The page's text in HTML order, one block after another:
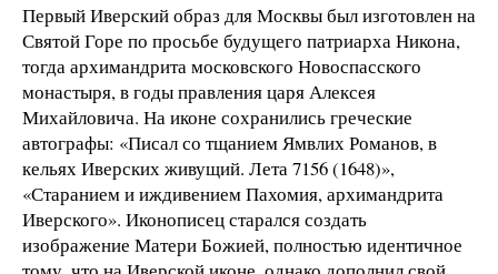
Первый Иверский образ для Москвы был изготовлен на
Святой Горе по просьбе будущего патриарха Никона,
тогда архимандрита московского Новоспасского
монастыря, в годы правления царя Алексея
Михайловича. На иконе сохранились греческие
автографы: «Писал со тщанием Ямвлих Романов, в
кельях Иверских живущий. Лета 7156 (1648)»,
«Старанием и иждивением Пахомия, архимандрита
Иверского». Иконописец старался создать
изображение Матери Божией, полностью идентичное